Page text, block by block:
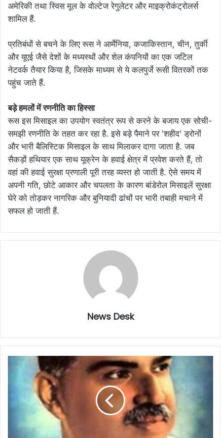
अमेरिकी तथा स्विस मूल के वोल्टेज रेगुलेटर और माइक्रोकंट्रोलर्स
शामिल हैं.
प्रतिबंधों से बचने के लिए रूस ने आर्मेनिया, कजाकिस्तान, चीन, तुर्की
और यूएई जैसे देशों के मध्यस्थों और शेल कंपनियों का एक जटिल
नेटवर्क तैयार किया है, जिसके माध्यम से ये कलपुर्जे रूसी वितरकों तक
पहुंच जाते हैं.
बड़े हमलों में रणनीति का हिस्सा
रूस इस मिसाइल का उपयोग स्वतंत्र रूप से करने के बजाय एक सोची-
समझी रणनीति के तहत कर रहा है. इसे बड़े पैमाने पर 'शहीद' ड्रोनों
और भारी बैलिस्टिक मिसाइल के साथ मिलाकर दागा जाता है. जब
सैकड़ों हथियार एक साथ यूक्रेन के हवाई क्षेत्र में प्रवेश करते हैं, तो
वहां की हवाई सुरक्षा प्रणाली पूरी तरह व्यस्त हो जाती है. ऐसे समय में
अपनी गति, छोटे आकार और चपलता के कारण बांडेरोल मिसाइलें सुरक्षा
घेरे को तोड़कर नागरिक और बुनियादी ढांचों पर भारी तबाही मचाने में
सफल हो जाती हैं.
News Desk